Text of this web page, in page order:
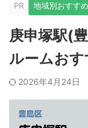
PR 地域別おすす
庚申塚駅(
ルームおす
2026年4月24日